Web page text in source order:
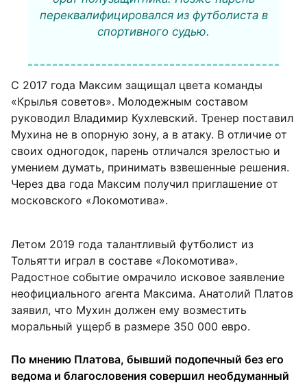
переквалифицировался из футболиста в
спортивного судью.
С 2017 года Максим защищал цвета команды
«Крылья советов». Молодежным составом
руководил Владимир Кухлевский. Тренер поставил
Мухина не в опорную зону, а в атаку. В отличие от
своих одногодок, парень отличался зрелостью и
умением думать, принимать взвешенные решения.
Через два года Максим получил приглашение от
московского «Локомотива».
Летом 2019 года талантливый футболист из
Тольятти играл в составе «Локомотива».
Радостное событие омрачило исковое заявление
неофициального агента Максима. Анатолий Платов
заявил, что Мухин должен ему возместить
моральный ущерб в размере 350 000 евро.
По мнению Платова, бывший подопечный без его
ведома и благословения совершил необдуманный